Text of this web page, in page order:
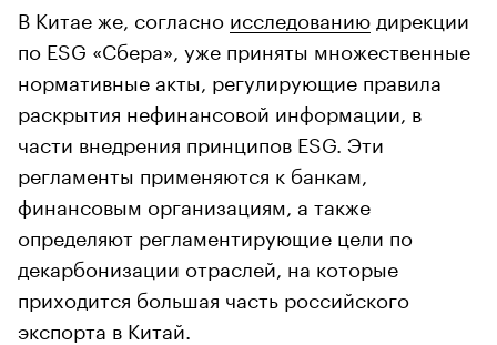
В Китае же, согласно исследованию дирекции
по ESG «Сбера», уже приняты множественные
нормативные акты, регулирующие правила
раскрытия нефинансовой информации, в
части внедрения принципов ESG. Эти
регламенты применяются к банкам,
финансовым организациям, а также
определяют регламентирующие цели по
декарбонизации отраслей, на которые
приходится большая часть российского
экспорта в Китай.